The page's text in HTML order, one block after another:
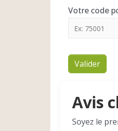
Votre code
Valider
Avis
Soyez le